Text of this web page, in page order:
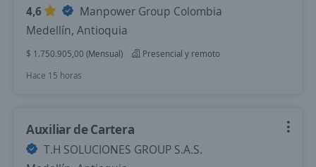
4,6
Manpower Group Colombia
Medellín, Antioquia
$ 1.750.905,00 (Mensual)
Presencial y remoto
Hace 15 horas
Auxiliar de Cartera
T.H SOLUCIONES GROUP S.A.S.